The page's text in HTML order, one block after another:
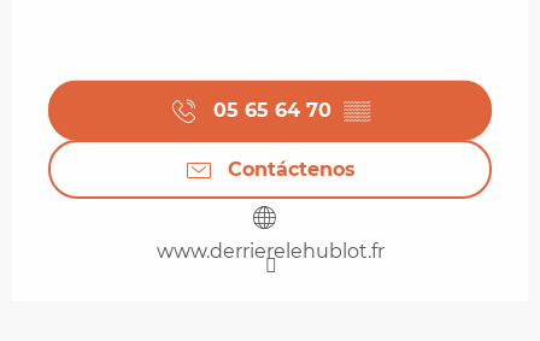
05 65 64 70 ▒▒
Contáctenos
www.derrierelehublot.fr